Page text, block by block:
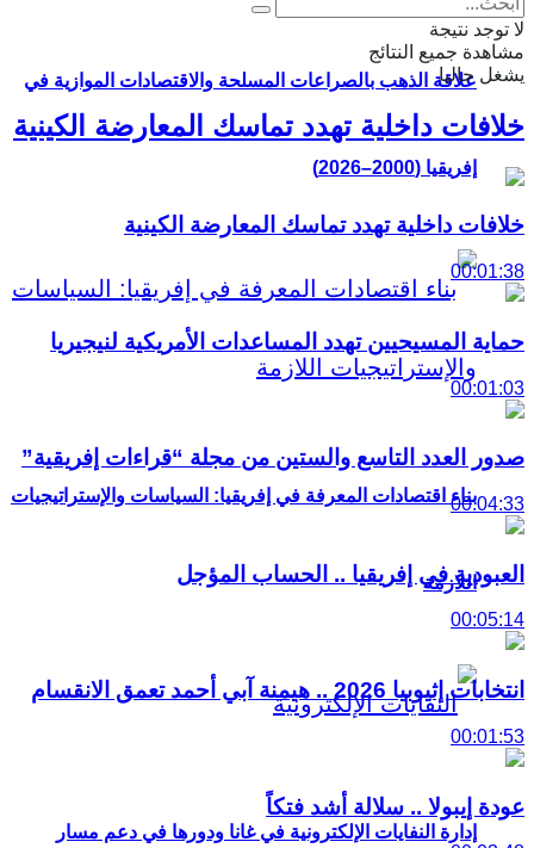
علاقة الذهب بالصراعات المسلحة والاقتصادات الموازية في
إفريقيا (2000–2026)
بناء اقتصادات المعرفة في إفريقيا: السياسات والإستراتيجيات
اللازمة
إدارة النفايات الإلكترونية في غانا ودورها في دعم مسار
لا توجد نتيجة
مشاهدة جميع النتائج
يشغل حاليا
خلافات داخلية تهدد تماسك المعارضة الكينية
خلافات داخلية تهدد تماسك المعارضة الكينية
00:01:38
حماية المسيحيين تهدد المساعدات الأمريكية لنيجيريا
00:01:03
صدور العدد التاسع والستين من مجلة “قراءات إفريقية”
00:04:33
العبودية في إفريقيا .. الحساب المؤجل
00:05:14
انتخابات إثيوبيا 2026 .. هيمنة آبي أحمد تعمق الانقسام
00:01:53
عودة إيبولا .. سلالة أشد فتكاً